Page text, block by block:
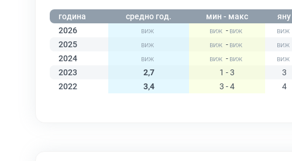
година средно год. мин - макс яну
2026
-
2025
-
2024
-
2023
2,7 1 - 3 3
2022
3,4 3 - 4 4